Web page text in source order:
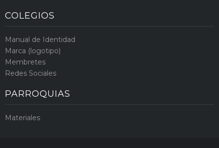
COLEGIOS
Manual de Identidad
Marca (logotipo)
Membretes
Redes Sociales
PARROQUIAS
Materiales